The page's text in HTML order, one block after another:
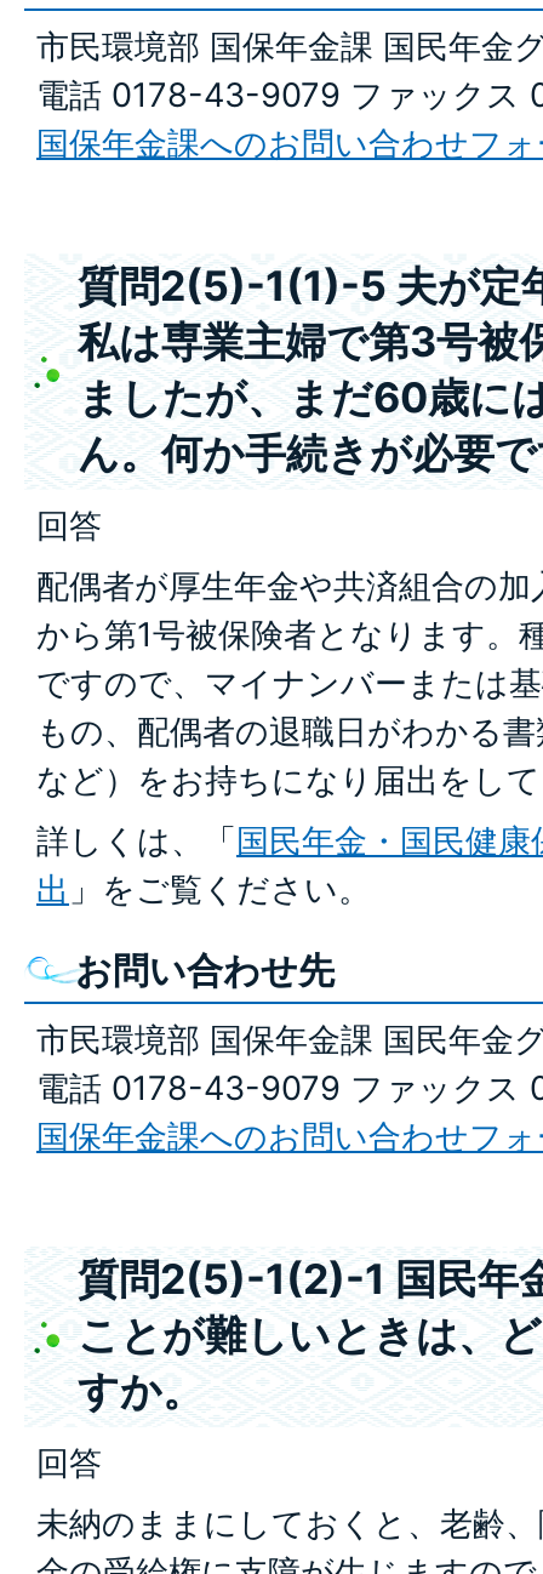
市民環境部 国保年金課 国民年金
電話 0178-43-9079 ファックス
国保年金課へのお問い合わせフ
質問2(5)-1(1)-5 夫が定
私は専業主婦で第3号被
ましたが、まだ60歳に
ん。何か手続きが必要
回答
配偶者が厚生年金や共済組合の
から第1号被保険者となります。
ですので、マイナンバーまたは
もの、配偶者の退職日がわかる
など）をお持ちになり届出をし
詳しくは、「国民年金・国民健
出 」をご覧ください。
お問い合わせ先
市民環境部 国保年金課 国民年金
電話 0178-43-9079 ファックス
国保年金課へのお問い合わせフ
質問2(5)-1(2)-1 国民年
ことが難しいときは、
すか。
回答
未納のままにしておくと、老齢